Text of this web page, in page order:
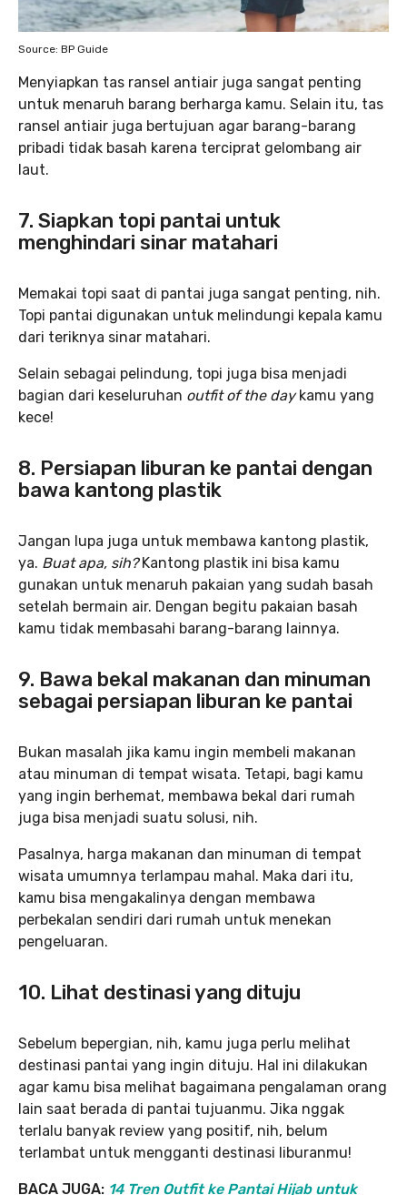
Source: BP Guide
Menyiapkan tas ransel antiair juga sangat penting
untuk menaruh barang berharga kamu. Selain itu, tas
ransel antiair juga bertujuan agar barang-barang
pribadi tidak basah karena terciprat gelombang air
laut.
7. Siapkan topi pantai untuk
menghindari sinar matahari
Memakai topi saat di pantai juga sangat penting, nih.
Topi pantai digunakan untuk melindungi kepala kamu
dari teriknya sinar matahari.
Selain sebagai pelindung, topi juga bisa menjadi
bagian dari keseluruhan outfit of the day kamu yang
kece!
8. Persiapan liburan ke pantai dengan
bawa kantong plastik
Jangan lupa juga untuk membawa kantong plastik,
ya. Buat apa, sih?Kantong plastik ini bisa kamu
gunakan untuk menaruh pakaian yang sudah basah
setelah bermain air. Dengan begitu pakaian basah
kamu tidak membasahi barang-barang lainnya.
9. Bawa bekal makanan dan minuman
sebagai persiapan liburan ke pantai
Bukan masalah jika kamu ingin membeli makanan
atau minuman di tempat wisata. Tetapi, bagi kamu
yang ingin berhemat, membawa bekal dari rumah
juga bisa menjadi suatu solusi, nih.
Pasalnya, harga makanan dan minuman di tempat
wisata umumnya terlampau mahal. Maka dari itu,
kamu bisa mengakalinya dengan membawa
perbekalan sendiri dari rumah untuk menekan
pengeluaran.
10. Lihat destinasi yang dituju
Sebelum bepergian, nih, kamu juga perlu melihat
destinasi pantai yang ingin dituju. Hal ini dilakukan
agar kamu bisa melihat bagaimana pengalaman orang
lain saat berada di pantai tujuanmu. Jika nggak
terlalu banyak review yang positif, nih, belum
terlambat untuk mengganti destinasi liburanmu!
BACA JUGA: 14 Tren Outfit ke Pantai Hijab untuk